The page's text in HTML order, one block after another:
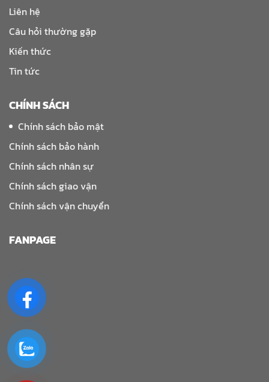
Liên hệ
Câu hỏi thường gặp
Kiến thức
Tin tức
CHÍNH SÁCH
Chính sách bảo mật
Chính sách bảo hành
Chính sách nhân sự
Chính sách giao vận
Chính sách vận chuyển
FANPAGE